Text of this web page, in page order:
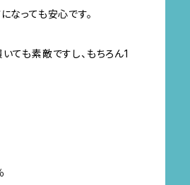
なっても安心です。
ても素敵ですし、もちろん1